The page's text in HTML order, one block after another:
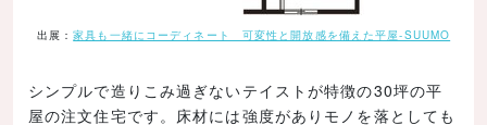
出展：家具も一緒にコーディネート 可変性と開放感を備えた平屋-SUUMO
シンプルで造りこみ過ぎないテイストが特徴の30坪の平
屋の注文住宅です。床材には強度がありモノを落としても